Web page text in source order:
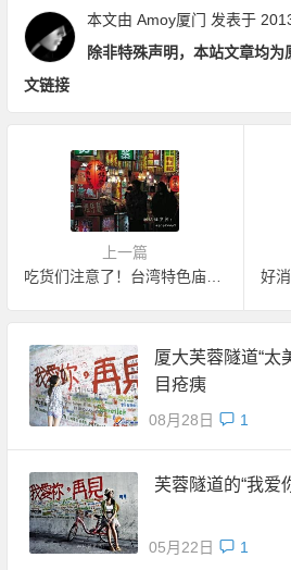
本文由 Amoy厦门 发表于
除非特殊声明，本站文章均
文链接
上一篇
吃货们注意了！台湾特色庙会又来了！
厦大芙蓉隧道“太
目疮痍
08月28日 1
芙蓉隧道的“我爱
05月22日 1